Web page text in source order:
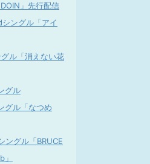
」先行配信
ングル「アイ
ル「消えない花
グル
グル「なつめ
ングル「BRUCE